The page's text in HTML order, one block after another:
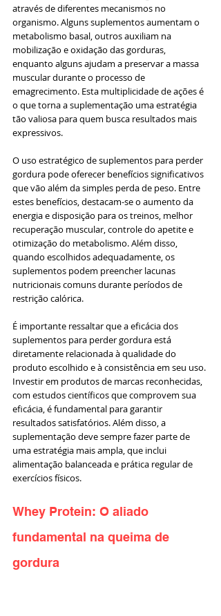
através de diferentes mecanismos no
organismo. Alguns suplementos aumentam o
metabolismo basal, outros auxiliam na
mobilização e oxidação das gorduras,
enquanto alguns ajudam a preservar a massa
muscular durante o processo de
emagrecimento. Esta multiplicidade de ações é
o que torna a suplementação uma estratégia
tão valiosa para quem busca resultados mais
expressivos.
O uso estratégico de suplementos para perder
gordura pode oferecer benefícios significativos
que vão além da simples perda de peso. Entre
estes benefícios, destacam-se o aumento da
energia e disposição para os treinos, melhor
recuperação muscular, controle do apetite e
otimização do metabolismo. Além disso,
quando escolhidos adequadamente, os
suplementos podem preencher lacunas
nutricionais comuns durante períodos de
restrição calórica.
É importante ressaltar que a eficácia dos
suplementos para perder gordura está
diretamente relacionada à qualidade do
produto escolhido e à consistência em seu uso.
Investir em produtos de marcas reconhecidas,
com estudos científicos que comprovem sua
eficácia, é fundamental para garantir
resultados satisfatórios. Além disso, a
suplementação deve sempre fazer parte de
uma estratégia mais ampla, que inclui
alimentação balanceada e prática regular de
exercícios físicos.
Whey Protein: O aliado
fundamental na queima de
gordura